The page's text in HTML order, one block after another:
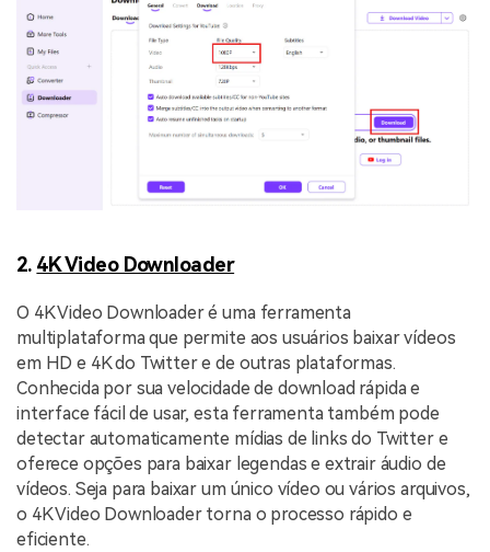
2. 4K Video Downloader
O 4K Video Downloader é uma ferramenta
multiplataforma que permite aos usuários baixar vídeos
em HD e 4K do Twitter e de outras plataformas.
Conhecida por sua velocidade de download rápida e
interface fácil de usar, esta ferramenta também pode
detectar automaticamente mídias de links do Twitter e
oferece opções para baixar legendas e extrair áudio de
vídeos. Seja para baixar um único vídeo ou vários arquivos,
o 4K Video Downloader torna o processo rápido e
eficiente.